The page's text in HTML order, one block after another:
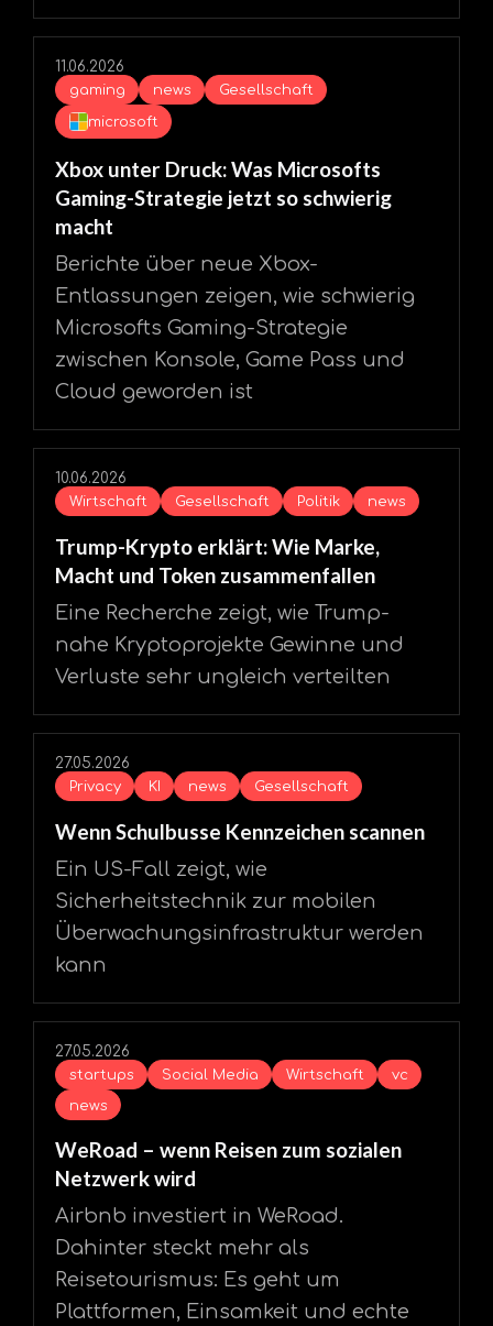
11.06.2026
gaming
news
Gesellschaft
microsoft
Xbox unter Druck: Was Microsofts
Gaming-Strategie jetzt so schwierig
macht
Berichte über neue Xbox-
Entlassungen zeigen, wie schwierig
Microsofts Gaming-Strategie
zwischen Konsole, Game Pass und
Cloud geworden ist
10.06.2026
Wirtschaft
Gesellschaft Politik news
Trump-Krypto erklärt: Wie Marke,
Macht und Token zusammenfallen
Eine Recherche zeigt, wie Trump-
nahe Kryptoprojekte Gewinne und
Verluste sehr ungleich verteilten
27.05.2026
Privacy
KI news Gesellschaft
Wenn Schulbusse Kennzeichen scannen
Ein US-Fall zeigt, wie
Sicherheitstechnik zur mobilen
Überwachungsinfrastruktur werden
kann
27.05.2026
startups
Social Media Wirtschaft
vc
news
WeRoad – wenn Reisen zum sozialen
Netzwerk wird
Airbnb investiert in WeRoad.
Dahinter steckt mehr als
Reisetourismus: Es geht um
Plattformen, Einsamkeit und echte